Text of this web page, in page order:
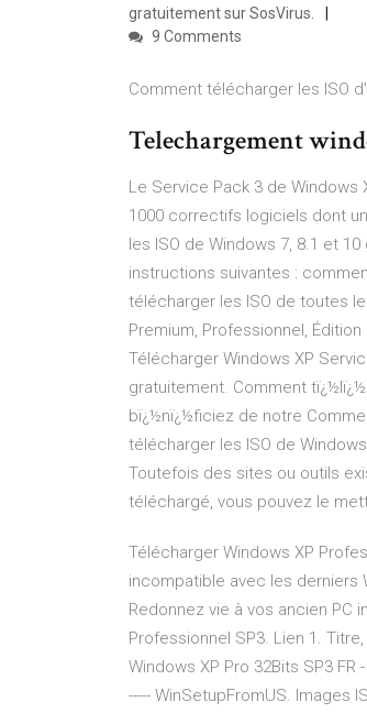
gratuitement sur SosVirus.
9 Comments
Comment télécharger les ISO
Telechargement
Le Service Pack 3 de Windows
1000 correctifs logiciels dont
les ISO de Windows 7, 8.1 et
instructions suivantes :
télécharger les ISO de toutes
Premium, Professionnel,
Télécharger Windows XP
gratuitement. Comment
bï¿½nï¿½ficiez de notre
télécharger les ISO de
Toutefois des sites ou outils
téléchargé, vous pouvez le
Télécharger Windows XP
incompatible avec les derniers
Redonnez vie à vos ancien PC
Professionnel SP3. Lien 1.
Windows XP Pro 32Bits SP3 FR -
----- WinSetupFromUS. Images